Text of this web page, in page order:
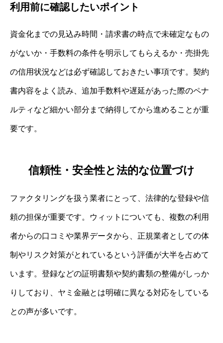
利用前に確認したいポイント
資金化までの見込み時間・請求書の時点で未確定なもの
がないか・手数料の条件を明示してもらえるか・売掛先
の信用状況などは必ず確認しておきたい事項です。契約
書内容をよく読み、追加手数料や遅延があった際のペナ
ルティなど細かい部分まで納得してから進めることが重
要です。
信頼性・安全性と法的な位置づけ
ファクタリングを扱う業者にとって、法律的な登録や信
頼の担保が重要です。ウィットについても、複数の利用
者からの口コミや業界データから、正規業者としての体
制やリスク対策がとれているという評価が大半を占めて
います。登録などの証明書類や契約書類の整備がしっか
りしており、ヤミ金融とは明確に異なる対応をしている
との声が多いです。